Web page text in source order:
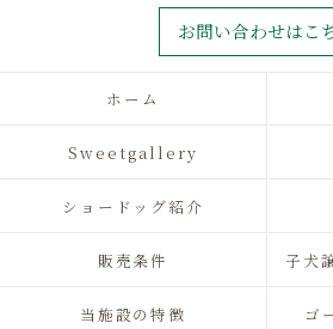
お問い合わせはこ
ホーム
Sweetgallery
ショードッグ紹介
販売条件 子犬
当施設の特徴 ゴ